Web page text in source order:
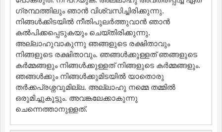
ഗ്രന്ഥത്തിലും ഞാന്‍ വിശ്വസിച്ചിരിക്കുന്നു.
നിങ്ങള്‍ക്കിടയില്‍ നീതിപുലര്‍ത്തുവാന്‍ ഞാന്‍
കല്‍പിക്കപ്പെടുകയും ചെയ്തിരിക്കുന്നു.
അല്ലാഹുവാകുന്നു ഞങ്ങളുടെ രക്ഷിതാവും
നിങ്ങളുടെ രക്ഷിതാവും. ഞങ്ങള്‍ക്കുള്ളത് ഞങ്ങളുടെ
കര്‍മ്മങ്ങളും നിങ്ങള്‍ക്കുള്ളത് നിങ്ങളുടെ കര്‍മ്മങ്ങളും.
ഞങ്ങള്‍ക്കും നിങ്ങള്‍ക്കുമിടയില്‍ യാതൊരു
തര്‍ക്കപ്രശ്നവുമില്ല. അല്ലാഹു നമ്മെ തമ്മില്‍
ഒരുമിച്ചുകൂട്ടും. അവങ്കലേക്കാകുന്നു
ചെന്നെത്താനുള്ളത്‌.